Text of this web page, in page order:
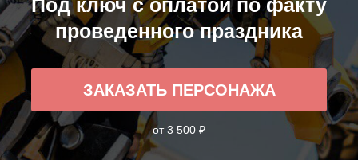
Под ключ с оплатой по факту
проведенного праздника
ЗАКАЗАТЬ ПЕРСОНАЖА
от 3 500 ₽